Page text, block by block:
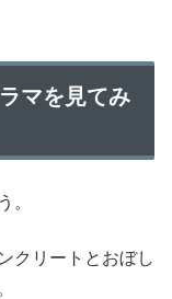
マを見てみ
。
クリートとおぼし